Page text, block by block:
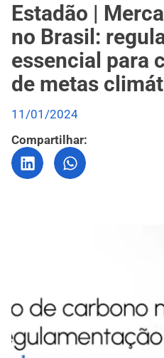
Estadão |
no Brasil:
essencial para
de metas
11/01/2024
Compartilhar: